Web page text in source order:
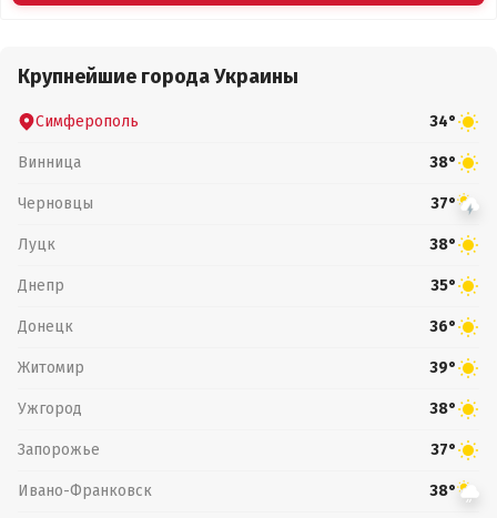
Крупнейшие города Украины
Симферополь 34°
Винница 38°
Черновцы 37°
Луцк 38°
Днепр 35°
Донецк 36°
Житомир 39°
Ужгород 38°
Запорожье 37°
Ивано-Франковск 38°